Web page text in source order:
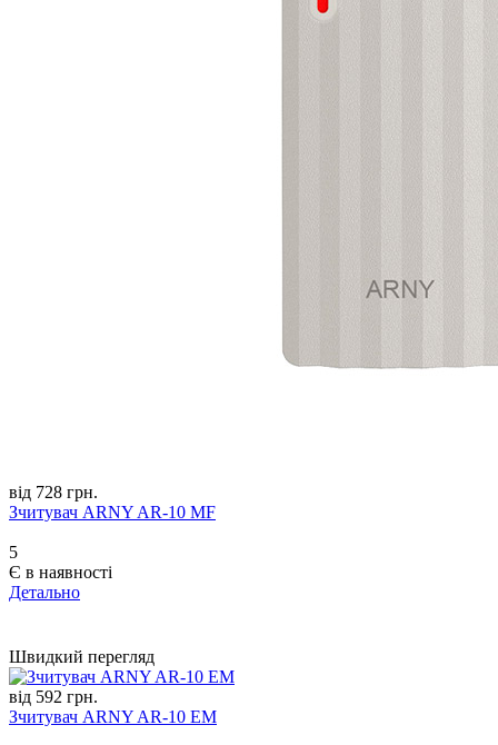
від 728 грн.
Зчитувач ARNY AR-10 MF
5
Є в наявності
Детально
Швидкий перегляд
від 592 грн.
Зчитувач ARNY AR-10 EM